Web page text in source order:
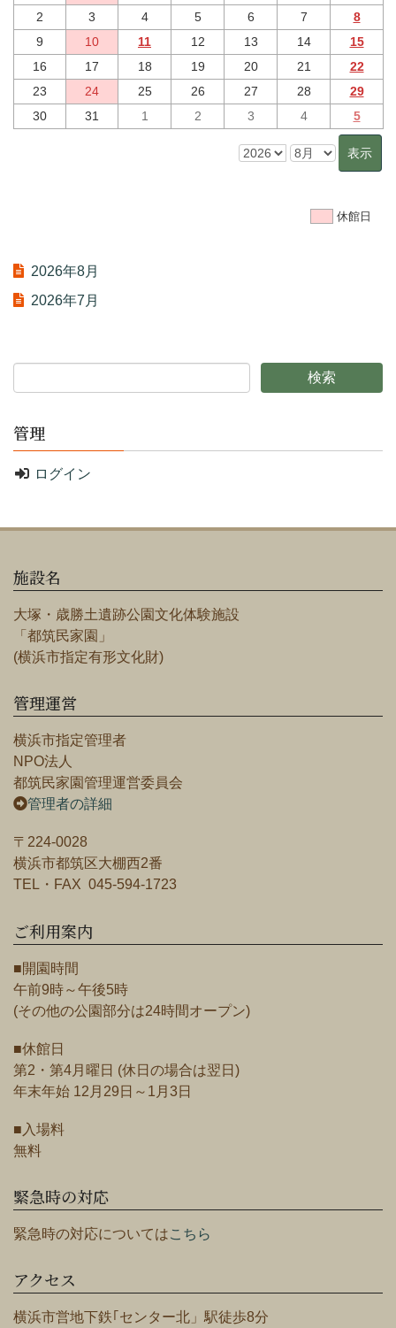
2
3 4 5 6 7
8
9
10 11 12 13 14
15
16
17 18 19 20 21
22
23
24 25 26 27 28
29
30
31 1 2 3 4 5
休館日
2026年8月
2026年7月
管理
ログイン
施設名
大塚・歳勝土遺跡公園文化体験施設
「都筑民家園」
(横浜市指定有形文化財)
管理運営
横浜市指定管理者
NPO法人
都筑民家園管理運営委員会
管理者の詳細
〒224-0028
横浜市都筑区大棚西2番
TEL・FAX 045-594-1723
ご利用案内
■開園時間
午前9時～午後5時
(その他の公園部分は24時間オープン)
■休館日
第2・第4月曜日 (休日の場合は翌日)
年末年始 12月29日～1月3日
■入場料
無料
緊急時の対応
緊急時の対応についてはこちら
アクセス
横浜市営地下鉄｢センター北」駅徒歩8分